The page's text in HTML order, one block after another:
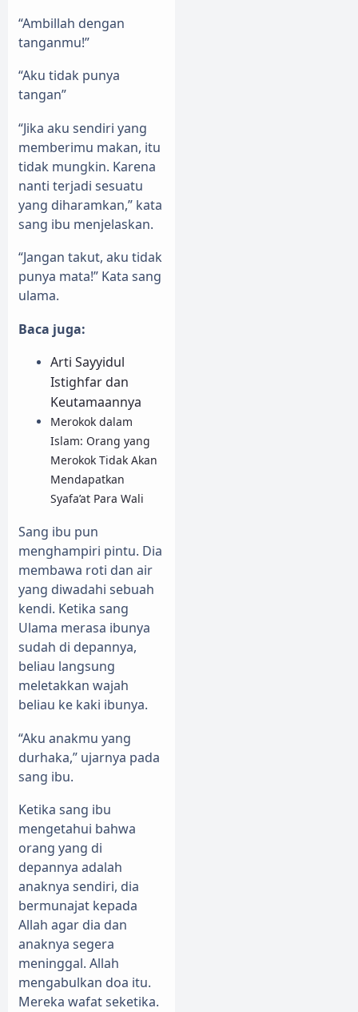
“Ambillah dengan
tanganmu!”
“Aku tidak punya
tangan”
“Jika aku sendiri yang
memberimu makan, itu
tidak mungkin. Karena
nanti terjadi sesuatu
yang diharamkan,” kata
sang ibu menjelaskan.
“Jangan takut, aku tidak
punya mata!” Kata sang
ulama.
Baca juga:
Arti Sayyidul
Istighfar dan
Keutamaannya
Merokok dalam
Islam: Orang yang
Merokok Tidak Akan
Mendapatkan
Syafa’at Para Wali
Sang ibu pun
menghampiri pintu. Dia
membawa roti dan air
yang diwadahi sebuah
kendi. Ketika sang
Ulama merasa ibunya
sudah di depannya,
beliau langsung
meletakkan wajah
beliau ke kaki ibunya.
“Aku anakmu yang
durhaka,” ujarnya pada
sang ibu.
Ketika sang ibu
mengetahui bahwa
orang yang di
depannya adalah
anaknya sendiri, dia
bermunajat kepada
Allah agar dia dan
anaknya segera
meninggal. Allah
mengabulkan doa itu.
Mereka wafat seketika.